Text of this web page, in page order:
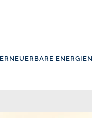
ERNEUERBARE ENERGIEN